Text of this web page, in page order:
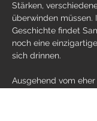
Stärken,
überwinden müssen.
Geschichte findet
noch eine
sich drinnen.
Ausgehend vom